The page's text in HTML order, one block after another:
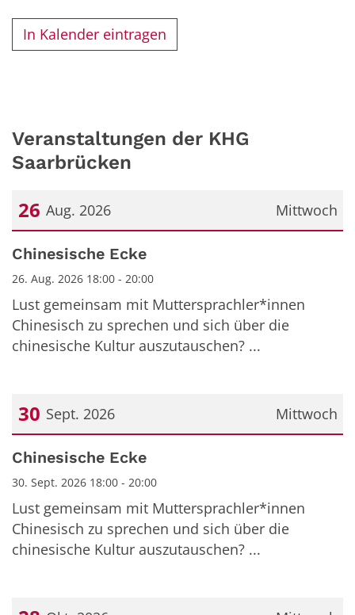
In Kalender eintragen
Veranstaltungen der KHG
Saarbrücken
Mittwoch
26 Aug. 2026
Datum: 26. August 2026
Chinesische Ecke
26. Aug. 2026 18:00 - 20:00
Lust gemeinsam mit Muttersprachler*innen
Chinesisch zu sprechen und sich über die
chinesische Kultur auszutauschen? ...
Mittwoch
30 Sept. 2026
Datum: 30. September 2026
Chinesische Ecke
30. Sept. 2026 18:00 - 20:00
Lust gemeinsam mit Muttersprachler*innen
Chinesisch zu sprechen und sich über die
chinesische Kultur auszutauschen? ...